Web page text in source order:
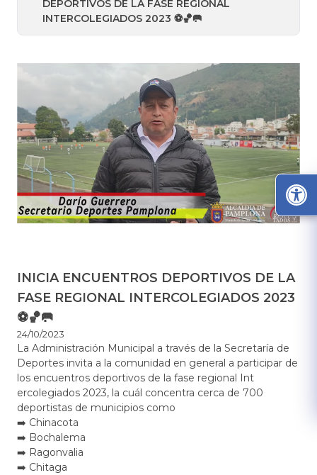
DEPORTIVOS DE LA FASE REGIONAL
INTERCOLEGIADOS 2023 ⚽🏀🥅
INICIA ENCUENTROS DEPORTIVOS DE LA
FASE REGIONAL INTERCOLEGIADOS 2023
⚽🏀🥅
24/10/2023
​La Administración Municipal a través de la Secretaría de
Deportes invita a la comunidad en general a participar de
los encuentros deportivos de la fase regional Int​
ercolegiados 2023, la cuál concentra cerca de 700
deportistas de municipios como
​​➡️ Chinacota
➡️ Bochalema
➡️ Ragonvalia
➡️ Chitaga